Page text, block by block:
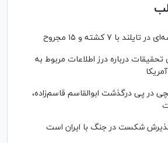
با ۷ کشته و ۱۵ مجروح
تحقیقات درباره درز اطلاعات مربوط به
در پی درگذشت ابوالقاسم قاسم‌زاده،
شکست در جنگ با ایران است